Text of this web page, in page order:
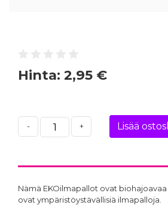
Hinta: 2,95 €
- + Lisää
Nämä EKOilmapallot ovat
ovat ympäristöystävällisiä ilmapalloja.